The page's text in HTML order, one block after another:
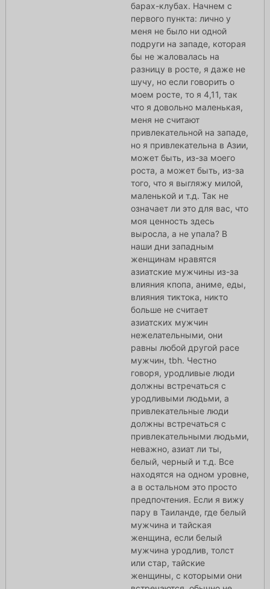
барах-клубах. Начнем с
первого пункта: лично у
меня не было ни одной
подруги на западе, которая
бы не жаловалась на
разницу в росте, я даже не
шучу, но если говорить о
моем росте, то я 4,11, так
что я довольно маленькая,
меня не считают
привлекательной на западе,
но я привлекательна в Азии,
может быть, из-за моего
роста, а может быть, из-за
того, что я выгляжу милой,
маленькой и т.д. Так не
означает ли это для вас, что
моя ценность здесь
выросла, а не упала? В
наши дни западным
женщинам нравятся
азиатские мужчины из-за
влияния кпопа, аниме, еды,
влияния тиктока, никто
больше не считает
азиатских мужчин
нежелательными, они
равны любой другой расе
мужчин, tbh. Честно
говоря, уродливые люди
должны встречаться с
уродливыми людьми, а
привлекательные люди
должны встречаться с
привлекательными людьми,
неважно, азиат ли ты,
белый, черный и т.д. Все
находятся на одном уровне,
а в остальном это просто
предпочтения. Если я вижу
пару в Таиланде, где белый
мужчина и тайская
женщина, если белый
мужчина уродлив, толст
или стар, тайские
женщины, с которыми они